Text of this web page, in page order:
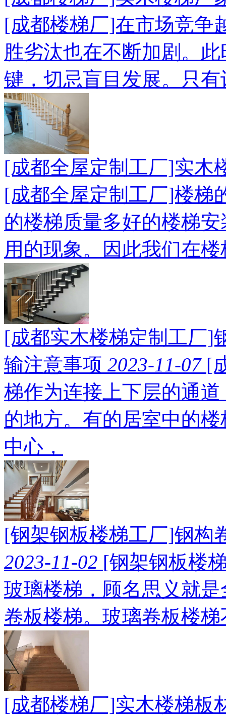
[成都楼梯厂]在市场竞争
胜劣汰也在不断加剧。
键，切忌盲目发展。只
[成都全屋定制工厂]实木
[成都全屋定制工厂]楼梯
的楼梯质量多好的楼梯
用的现象。因此我们在
[成都实木楼梯定制工厂]
输注意事项 2023-11-07 [
梯作为连接上下层的通
的地方。有的居室中的
中心，
[钢架钢板楼梯工厂]钢构
2023-11-02 [钢架钢板楼
玻璃楼梯，顾名思义就
卷板楼梯。玻璃卷板楼
[成都楼梯厂]实木楼梯板